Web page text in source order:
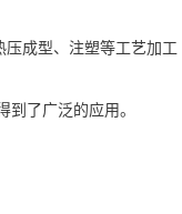
压成型、注塑等工艺加工
到了广泛的应用。